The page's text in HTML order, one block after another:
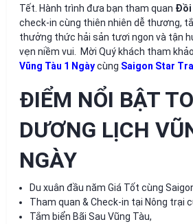
Tết. Hành trình đưa bạn tham quan Đồi
check-in cùng thiên nhiên dễ thương,
thưởng thức hải sản tươi ngon và tận
vẹn niềm vui. Mời Quý khách tham
Vũng Tàu 1 Ngàycùng Saigon Star
ĐIỂM NỔI BẬT
DƯƠNG LỊCH
NGÀY
Du xuân đầu năm Giá Tốt cùng
Tham quan & Check-in tại Nông trại
Tắm biển Bãi Sau Vũng Tàu,